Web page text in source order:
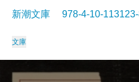
新潮文庫 978-4-10-
文庫